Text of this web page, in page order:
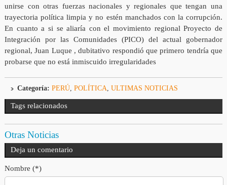
unirse con otras fuerzas nacionales y regionales que tengan una
trayectoria política limpia y no estén manchados con la corrupción.
En cuanto a si se aliaría con el movimiento regional Proyecto de
Integración por las Comunidades (PICO) del actual gobernador
regional, Juan Luque , dubitativo respondió que primero tendría que
probarse que no está inmiscuido irregularidades
Categoría: PERÚ, POLÍTICA, ULTIMAS NOTICIAS
Tags relacionados
Otras Noticias
Deja un comentario
Nombre (*)